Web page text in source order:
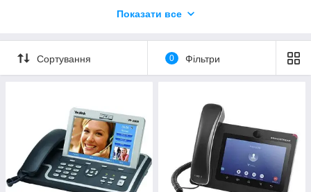
На сайті вказані не всі моделі IP-відеотелефонів, для
можливостям відеотелефонів, ви можете зателефонувати до
нас в офіс або написати на емейл чи у Viber.
Показати все
Сортування 0 Фільтри